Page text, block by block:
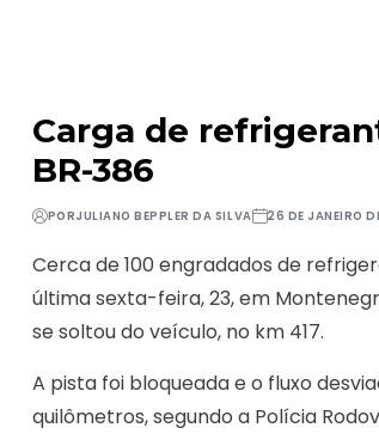
Carga de
BR-386
PORJULIANO BEPPLER DA SILVA 26 DE JANEIRO
Cerca de 100 engradados de
última sexta-feira, 23, em
se soltou do veículo, no km 417.
A pista foi bloqueada e o fluxo
quilômetros, segundo a Polícia